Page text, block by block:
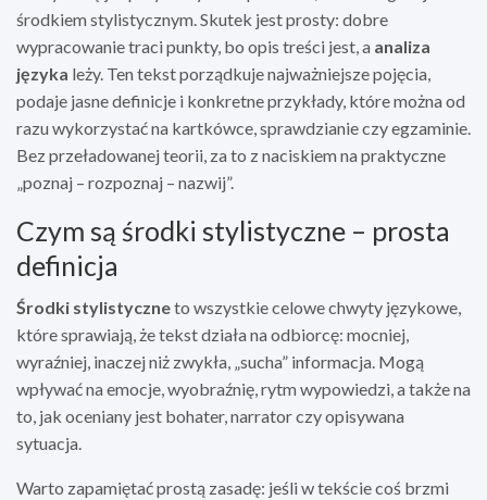
środkiem stylistycznym. Skutek jest prosty: dobre
wypracowanie traci punkty, bo opis treści jest, a analiza
języka leży. Ten tekst porządkuje najważniejsze pojęcia,
podaje jasne definicje i konkretne przykłady, które można od
razu wykorzystać na kartkówce, sprawdzianie czy egzaminie.
Bez przeładowanej teorii, za to z naciskiem na praktyczne
„poznaj – rozpoznaj – nazwij”.
Czym są środki stylistyczne – prosta
definicja
Środki stylistyczneto wszystkie celowe chwyty językowe,
które sprawiają, że tekst działa na odbiorcę: mocniej,
wyraźniej, inaczej niż zwykła, „sucha” informacja. Mogą
wpływać na emocje, wyobraźnię, rytm wypowiedzi, a także na
to, jak oceniany jest bohater, narrator czy opisywana
sytuacja.
Warto zapamiętać prostą zasadę: jeśli w tekście coś brzmi